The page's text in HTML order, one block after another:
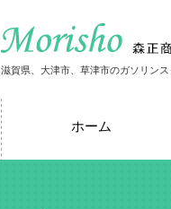
滋賀県、大津市、草津市のガソリン
ホーム